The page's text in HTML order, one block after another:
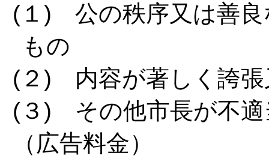
(１) 公の秩序又は善良
もの
(２) 内容が著しく誇張
(３) その他市長が不適
（広告料金）